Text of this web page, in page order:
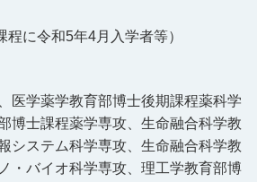
に令和5年4月入学者等）
医学薬学教育部博士後期課程薬科学
博士課程薬学専攻、生命融合科学教
システム科学専攻、生命融合科学教
・バイオ科学専攻、理工学教育部博